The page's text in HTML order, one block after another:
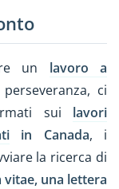
un lavoro a
ci
sui lavori
in Canada, i
la ricerca di
una lettera